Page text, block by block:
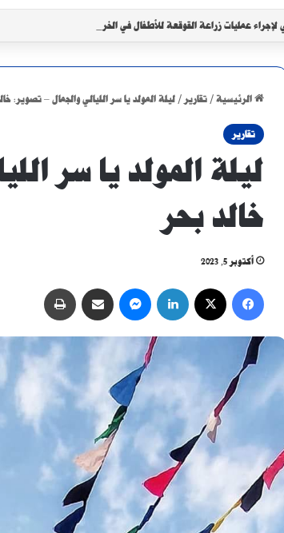
عمليات زراعة القوقعة للأطفال في الخرطوم
الرئيسية / تقارير / ليلة المولد يا سر الليالي والجمال – تصوير:
تقارير
ليلة المولد يا سر
خالد بحر
أكتوبر 5, 2023
فيسبوك لينكدإن ماسنجر مشاركة عبر البريد